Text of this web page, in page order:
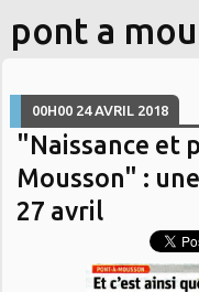
pont a
00H00 24 AVRIL 2018
"Naissance et
Mousson" :
27 avril